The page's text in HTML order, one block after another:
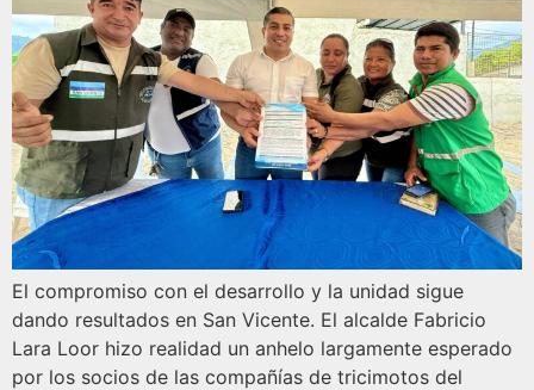
El compromiso con el desarrollo y la unidad sigue
dando resultados en San Vicente. El alcalde Fabricio
Lara Loor hizo realidad un anhelo largamente esperado
por los socios de las compañías de tricimotos del